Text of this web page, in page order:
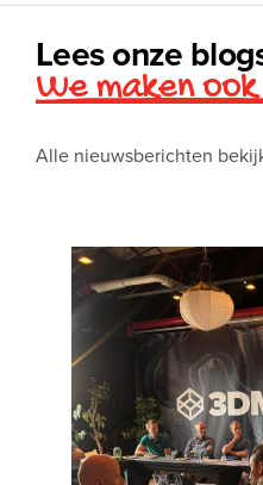
Lees onze
We maken
Alle nieuwsberichten